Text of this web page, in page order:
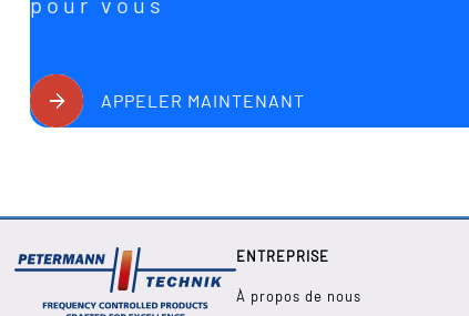
APPELER MAINTENANT
ENTREPRISE
À propos de nous